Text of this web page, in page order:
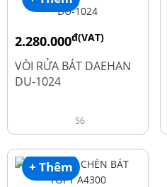
2.280.000đ(VAT)
2.600.000
VÒI RỬA BÁT DAEHAN
DU-1024
56
+ Thêm